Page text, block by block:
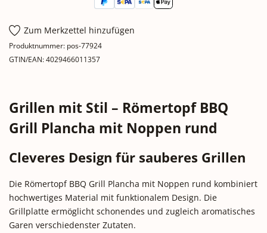
Zum Merkzettel hinzufügen
Produktnummer: pos-77924
GTIN/EAN:4029466011357
Grillen mit Stil – Römertopf BBQ
Grill Plancha mit Noppen rund
Cleveres Design für sauberes Grillen
Die Römertopf BBQ Grill Plancha mit Noppen rund kombiniert
hochwertiges Material mit funktionalem Design. Die
Grillplatte ermöglicht schonendes und zugleich aromatisches
Garen verschiedenster Zutaten.